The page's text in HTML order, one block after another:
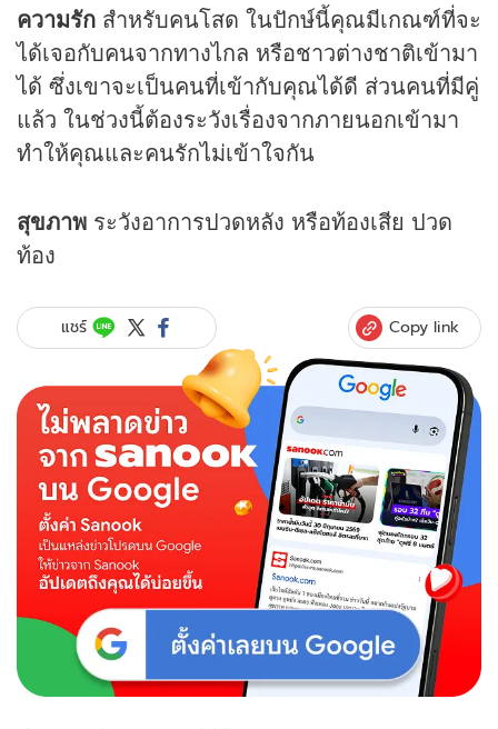
ความรัก สำหรับคนโสด ในปักษ์นี้คุณมีเกณฑ์ที่จะ
ได้เจอกับคนจากทางไกล หรือชาวต่างชาติเข้ามา
ได้ ซึ่งเขาจะเป็นคนที่เข้ากับคุณได้ดี ส่วนคนที่มีคู่
แล้ว ในช่วงนี้ต้องระวังเรื่องจากภายนอกเข้ามา
ทำให้คุณและคนรักไม่เข้าใจกัน
สุขภาพ ระวังอาการปวดหลัง หรือท้องเสีย ปวด
ท้อง
แชร์ Copy link